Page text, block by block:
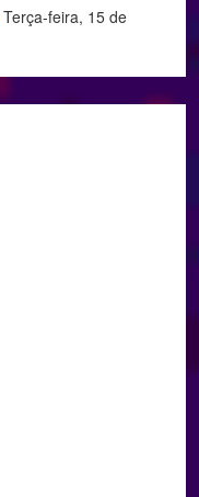
Terça-feira, 15 de